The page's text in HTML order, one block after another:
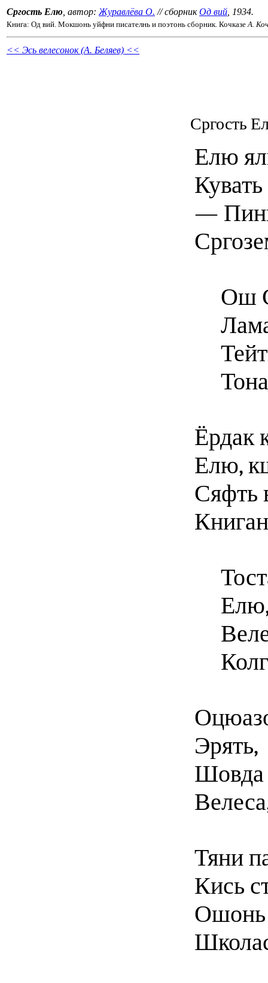
Сргость Елю , автор: Журавлёва О. // сборникОд вий , 1934.
Книга: Од вий. Мокшонь уйфни писателнь и поэтонь сборник. КочказеА.
<< Эсь велесонок (А. Беляев) <<
Сргость
Елю
Кувать
—
Ош
Ёрдак
Елю,
Сяфть
Эрять,
Шовда
Тяни
Кись